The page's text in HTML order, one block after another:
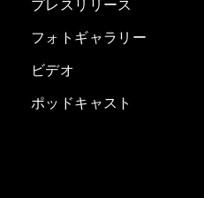
プレスリリース
フォトギャラリー
ビデオ
ポッドキャスト